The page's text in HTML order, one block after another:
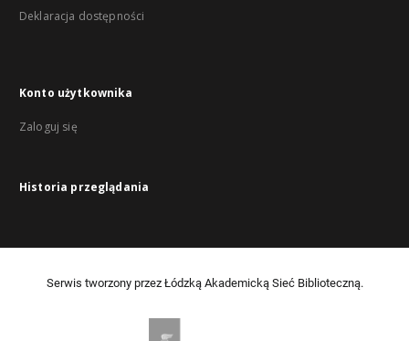
Deklaracja dostępności
Konto użytkownika
Zaloguj się
Historia przeglądania
Serwis tworzony przez Łódzką Akademicką Sieć Biblioteczną.